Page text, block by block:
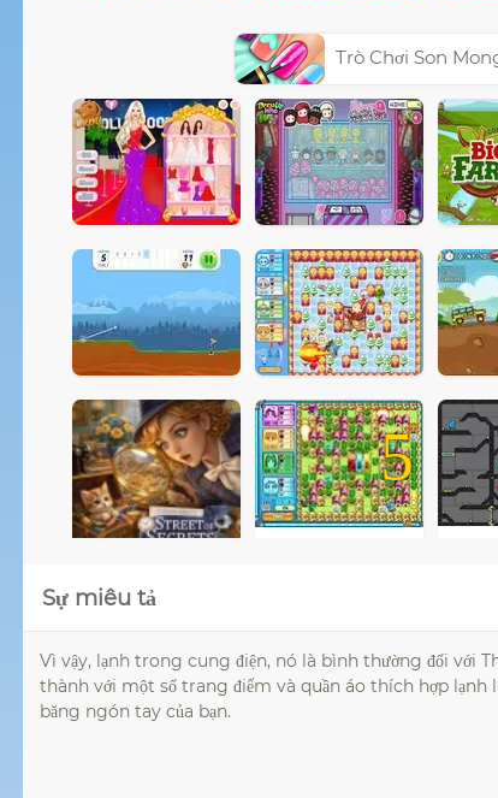
Trò Chơi Son
5
Sự miêu tả
Vì vậy, lạnh trong cung điện, nó là bình thường đối với
thành với một số trang điểm và quần áo thích hợp
băng ngón tay của bạn.